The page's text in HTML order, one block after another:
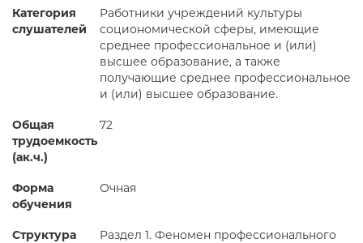
Категория
слушателей
Работники учреждений культуры
социономической сферы, имеющие
среднее профессиональное и (или)
высшее образование, а также
получающие среднее профессиональное
и (или) высшее образование.
Общая
трудоемкость
(ак.ч.)
72
Форма
обучения
Очная
Структура
Раздел 1. Феномен профессионального